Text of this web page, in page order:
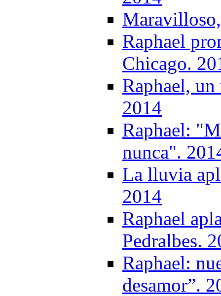
Raphael
Chicago.
Raphael,
2014
Raphael:
nunca".
La lluvia
2014
Raphael
Pedralbes.
Raphael:
desamor”.